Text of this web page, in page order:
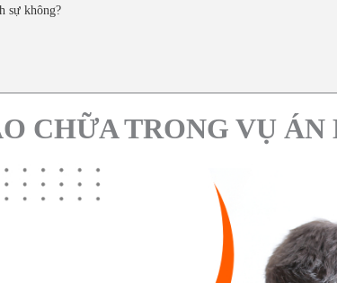
sự không?
CHỮA TRONG VỤ ÁN